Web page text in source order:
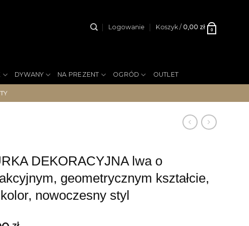
Logowanie Koszyk / 0,00 zł 0
DYWANY NA PREZENT OGRÓD OUTLET
DEKORACYJNA lwa o
geometrycznym kształcie,
kolor, nowoczesny styl